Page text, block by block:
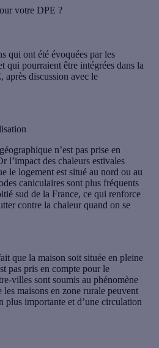
votre DPE ?
qui ont été évoquées par les
qui pourraient être intégrées dans la
après discussion avec le
n’est pas prise en
l’impact des chaleurs estivales
le logement est situé au nord ou au
caniculaires sont plus fréquents
sud de la France, ce qui renforce
contre la chaleur quand on se
que la maison soit située en pleine
pas pris en compte pour le
villes sont soumis au phénomène
maisons en zone rurale peuvent
plus importante et d’une circulation